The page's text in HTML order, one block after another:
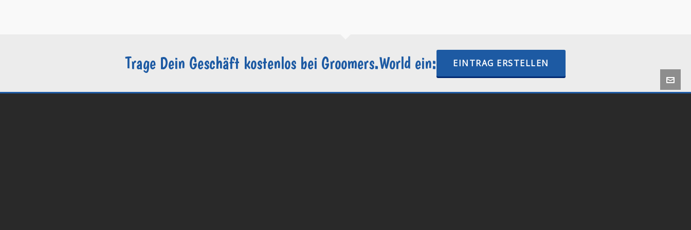
Trage Dein Geschäft kostenlos bei Groomers.World ein: EINTRAG ERSTELLEN
| Wordpress-Website byOnlineshop24